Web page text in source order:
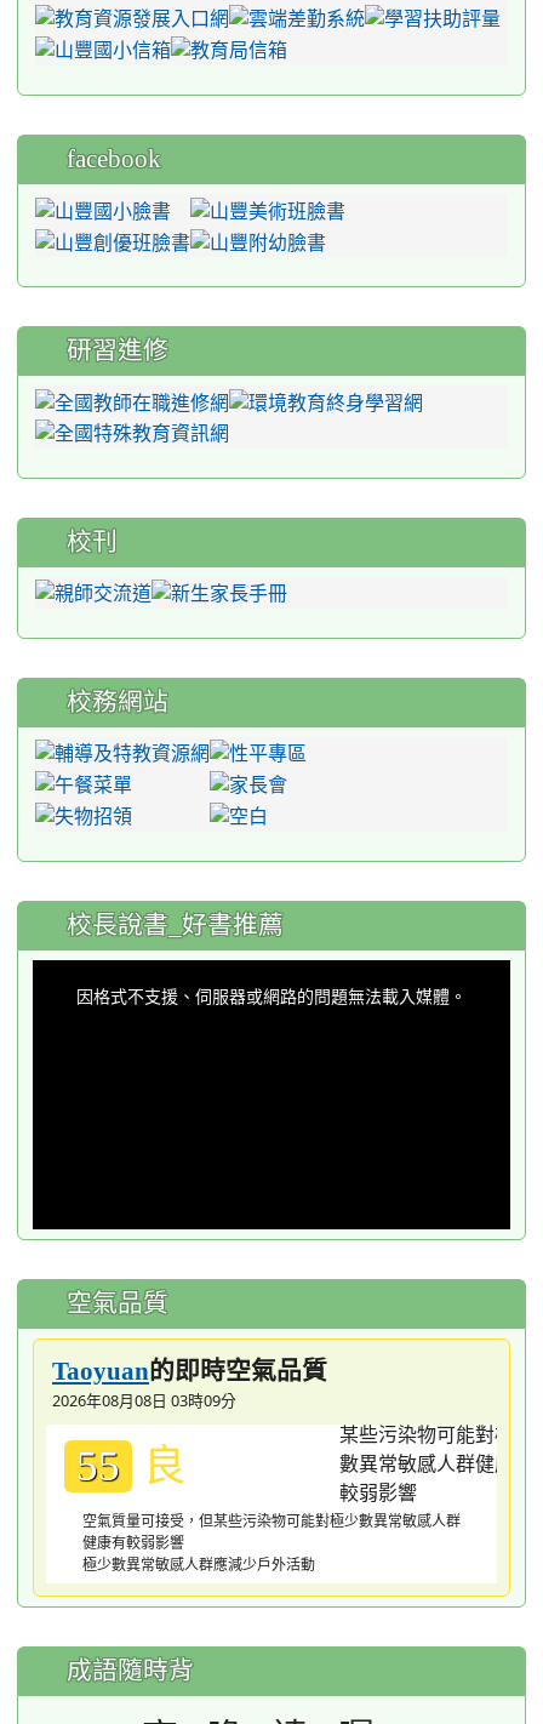
facebook
研習進修
校刊
校務網站
:::
校長說書_好書推薦
因格式不支援、伺服器或網路的問題無法載入媒體。
空氣品質
Taoyuan的即時空氣品質
2026年08月08日 03時09分
55 良
空氣質量可接受，但某些污染物可能對極少數異常敏感人群
健康有較弱影響
極少數異常敏感人群應減少戶外活動
成語隨時背